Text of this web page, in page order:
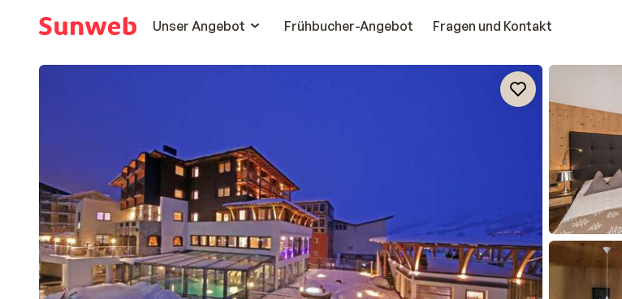
Unser Angebot
Frühbucher-Angebot Fragen und Kontakt